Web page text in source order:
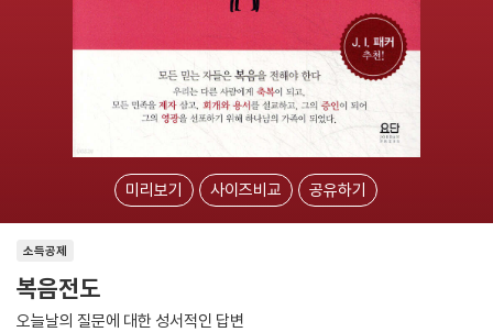
미리보기 사이즈비교 공유하기
소득공제
복음전도
오늘날의 질문에 대한 성서적인 답변